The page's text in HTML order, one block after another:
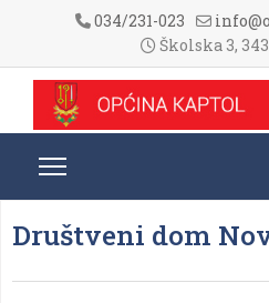
034/231-023
Školska 3,
Društveni dom